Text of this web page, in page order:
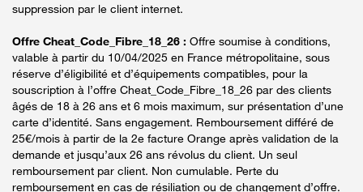
suppression par le client internet.
Offre Cheat_Code_Fibre_18_26 : Offre soumise à conditions,
valable à partir du 10/04/2025 en France métropolitaine, sous
réserve d’éligibilité et d’équipements compatibles, pour la
souscription à l’offre Cheat_Code_Fibre_18_26 par des clients
âgés de 18 à 26 ans et 6 mois maximum, sur présentation d’une
carte d’identité. Sans engagement. Remboursement différé de
25€/mois à partir de la 2e facture Orange après validation de la
demande et jusqu’aux 26 ans révolus du client. Un seul
remboursement par client. Non cumulable. Perte du
remboursement en cas de résiliation ou de changement d’offre.